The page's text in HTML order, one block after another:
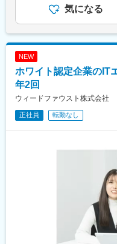
気になる
NEW
ホワイト認定企業のIT
年2回
ウィードファウスト株式会社
正社員 転勤なし